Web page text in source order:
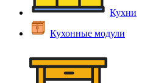
Кухни
Кухонные модули